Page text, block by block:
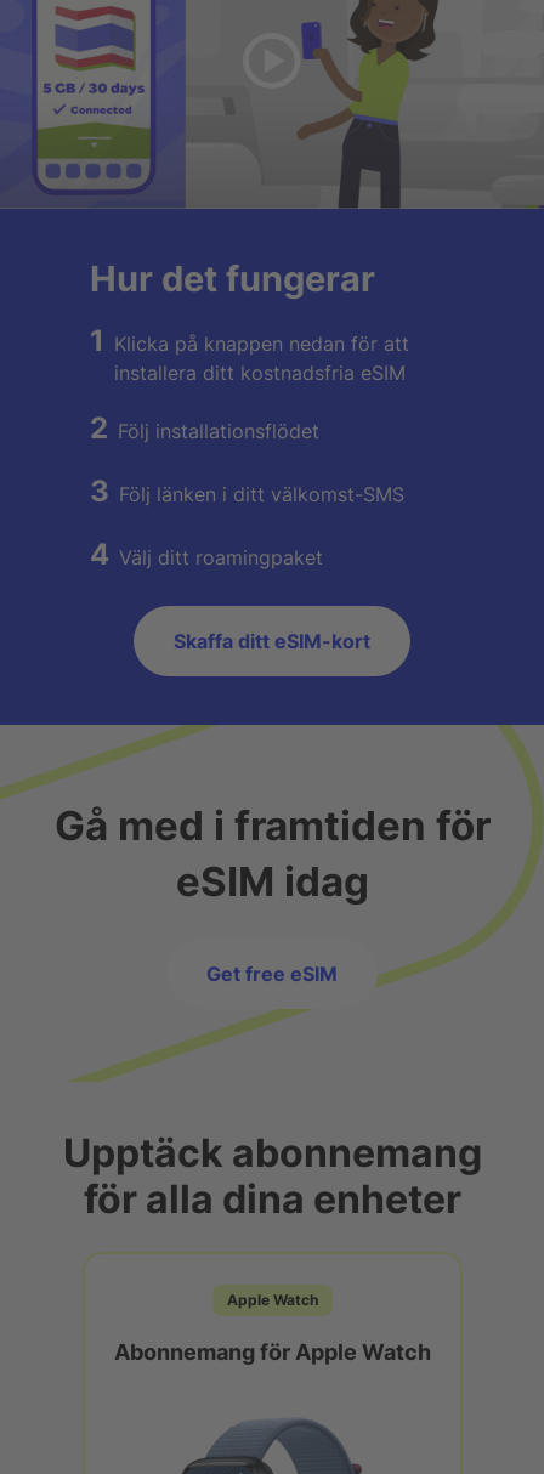
Hur det fungerar
1 Klicka på knappen nedan för att
installera ditt kostnadsfria eSIM
2 Följ installationsflödet
3 Följ länken i ditt välkomst-SMS
4 Välj ditt roamingpaket
Skaffa ditt eSIM-kort
Gå med i framtiden för
eSIM idag
Get free eSIM
Upptäck abonnemang
för alla dina enheter
Apple Watch
Abonnemang för Apple Watch